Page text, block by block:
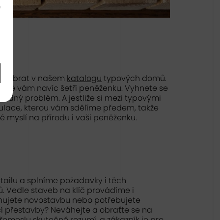
vybrat v našem katalogu typových domů.
vám navíc šetří peněženku. Vyhnete se
problém. A jestliže si mezi typovými
kterou vám sdělíme předem, takže
myslí na přírodu i vaši peněženku.
a splníme požadavky i těch
Vedle staveb na klíč provádíme i
novostavbu nebo potřebujete
Neváhejte a obraťte se na